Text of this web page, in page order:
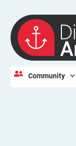
Community